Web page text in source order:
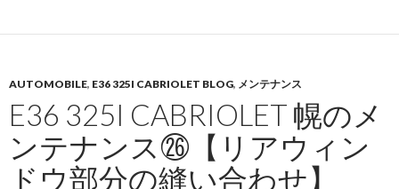
AUTOMOBILE, E36 325I CABRIOLET BLOG, メンテナンス
E36 325I CABRIOLET 幌のメ
ンテナンス㉖【リアウィン
ドウ部分の縫い合わせ】